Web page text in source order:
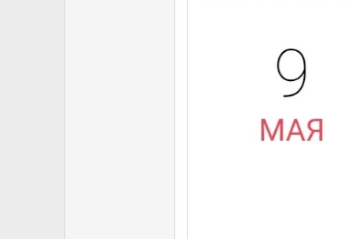
дівчата (абсолют).
До участi у дитячих стартах
5. Програма змагань,
09:00 - Реєстрація та огляд
09:55 - Урочисте
10:00 - Старт
11:30 - Старт Чемпіонату